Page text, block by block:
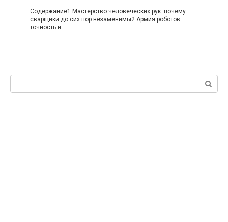
Содержание1 Мастерство человеческих рук: почему
сварщики до сих пор незаменимы2 Армия роботов:
точность и